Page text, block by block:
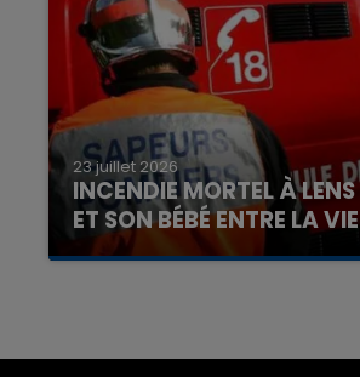
23 juillet 2026
INCENDIE MORTEL À
ET SON BÉBÉ ENTRE LA
Un homme s'est immolé par